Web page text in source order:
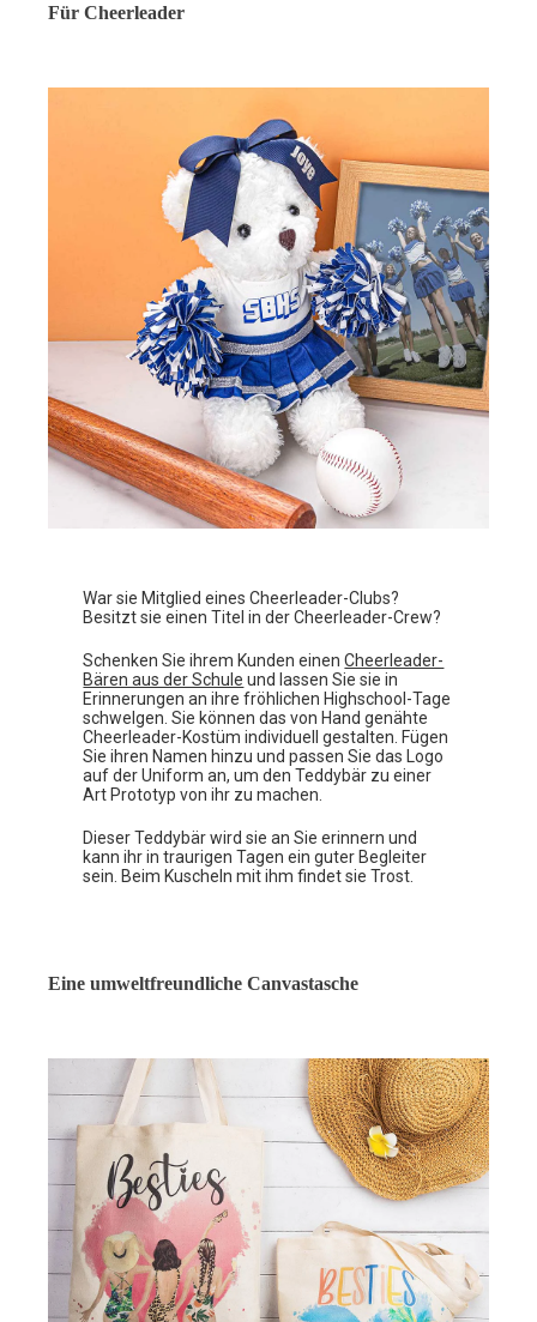
Für Cheerleader
War sie Mitglied eines Cheerleader-Clubs?
Besitzt sie einen Titel in der Cheerleader-Crew?
Schenken Sie ihrem Kunden einenCheerleader-
Bären aus der Schule und lassen Sie sie in
Erinnerungen an ihre fröhlichen Highschool-Tage
schwelgen. Sie können das von Hand genähte
Cheerleader-Kostüm individuell gestalten. Fügen
Sie ihren Namen hinzu und passen Sie das Logo
auf der Uniform an, um den Teddybär zu einer
Art Prototyp von ihr zu machen.
Dieser Teddybär wird sie an Sie erinnern und
kann ihr in traurigen Tagen ein guter Begleiter
sein. Beim Kuscheln mit ihm findet sie Trost.
Eine umweltfreundliche Canvastasche